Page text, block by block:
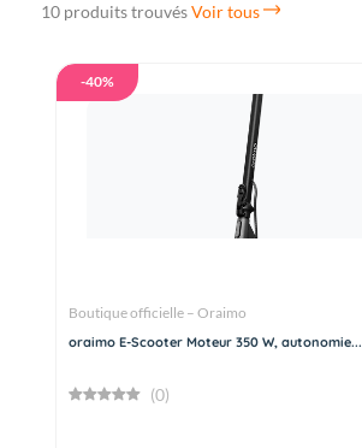
10 produits trouvésVoir tous
-40%
Boutique officielle – Oraimo
oraimo E-Scooter Moteur 350 W, autonomie...
(0)